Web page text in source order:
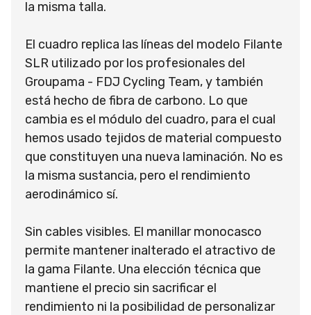
la misma talla.
El cuadro replica las líneas del modelo Filante
SLR utilizado por los profesionales del
Groupama - FDJ Cycling Team, y también
está hecho de fibra de carbono. Lo que
cambia es el módulo del cuadro, para el cual
hemos usado tejidos de material compuesto
que constituyen una nueva laminación. No es
la misma sustancia, pero el rendimiento
aerodinámico sí.
Sin cables visibles. El manillar monocasco
permite mantener inalterado el atractivo de
la gama Filante. Una elección técnica que
mantiene el precio sin sacrificar el
rendimiento ni la posibilidad de personalizar